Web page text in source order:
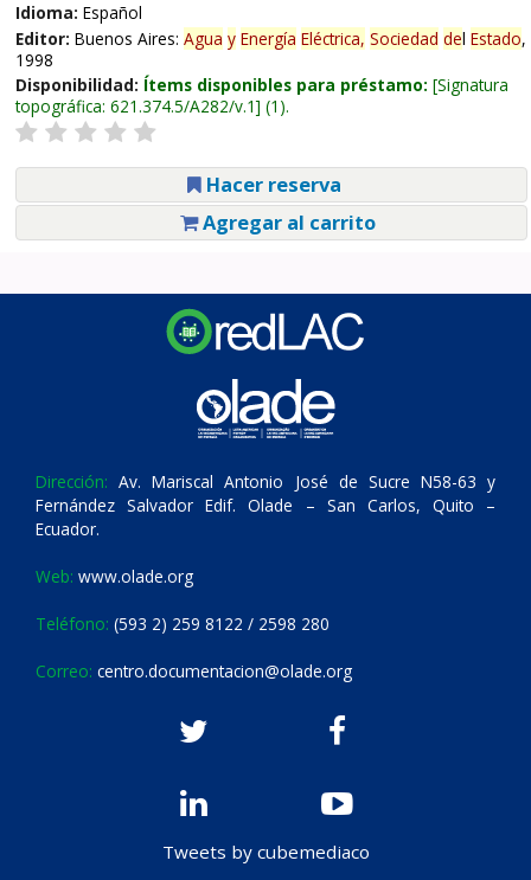
Idioma: Español
Editor: Buenos Aires: Agua y Energía Eléctrica, Sociedad del Estado,
1998
Disponibilidad: Ítems disponibles para préstamo: Signatura
topográfica: 621.374.5/A282/v.1 (1).
Hacer reserva
Agregar al carrito
Dirección: Av. Mariscal Antonio José de Sucre N58-63 y
Fernández Salvador Edif. Olade – San Carlos, Quito –
Ecuador.
Web: www.olade.org
Teléfono: (593 2) 259 8122 / 2598 280
Correo: centro.documentacion@olade.org
Tweets by cubemediaco